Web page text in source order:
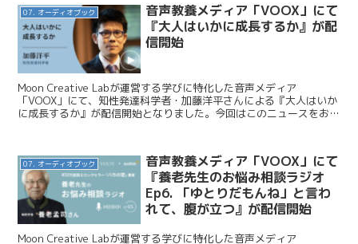
07. オーディオブック
音声教養メディア「VOOX」にて
『大人はいかに成長するか』が配
信開始
Moon Creative Labが運営する学びに特化した音声メディア
「VOOX」にて、知性発達科学者・加藤洋平さんによる『大人はいか
に成長するか』が配信開始となりました。今回はこのニュースをお伝
07. オーディオブック
音声教養メディア「VOOX」にて
『養老先生のお悩み相談ラジオ
Ep6. 「ゆとりだもんね」と言わ
れて、腹が立つ』が配信開始
Moon Creative Labが運営する学びに特化した音声メディア